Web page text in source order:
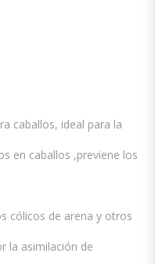
caballos, ideal para la
en caballos ,previene los
cólicos de arena y otros
la asimilación de